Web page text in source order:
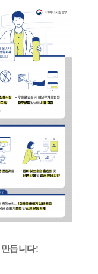
듭니다!